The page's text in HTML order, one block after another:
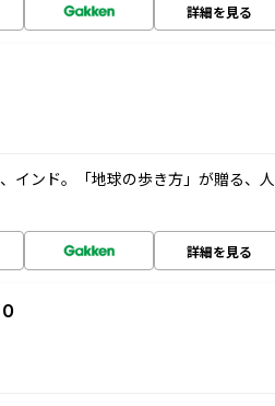
詳細を見る
インド。「地球の歩き方」が贈る、人
詳細を見る